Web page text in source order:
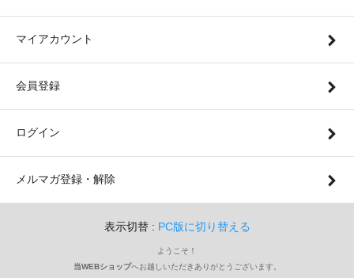
マイアカウント
会員登録
ログイン
メルマガ登録・解除
表示切替 : PC版に切り替える
ようこそ！
当WEBショップへお越しいただきありがとうございます。